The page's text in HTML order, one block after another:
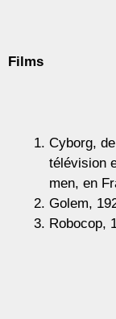
Films
Cyborg,
télévision
men, en
Golem,
Robocop,